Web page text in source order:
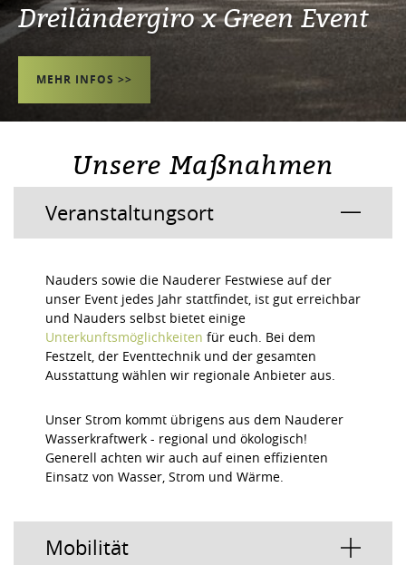
Dreiländergiro x Green Event
MEHR INFOS >>
Unsere Maßnahmen
Veranstaltungsort
Nauders sowie die Nauderer Festwiese auf der
unser Event jedes Jahr stattfindet, ist gut erreichbar
und Nauders selbst bietet einige
Unterkunftsmöglichkeiten für euch. Bei dem
Festzelt, der Eventtechnik und der gesamten
Ausstattung wählen wir regionale Anbieter aus.
Unser Strom kommt übrigens aus dem Nauderer
Wasserkraftwerk - regional und ökologisch!
Generell achten wir auch auf einen effizienten
Einsatz von Wasser, Strom und Wärme.
Mobilität